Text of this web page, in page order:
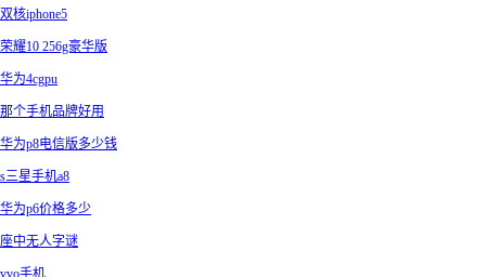
双核iphone5
荣耀10 256g豪华版
华为4cgpu
那个手机品牌好用
华为p8电信版多少钱
s三星手机a8
华为p6价格多少
座中无人字谜
vvo手机